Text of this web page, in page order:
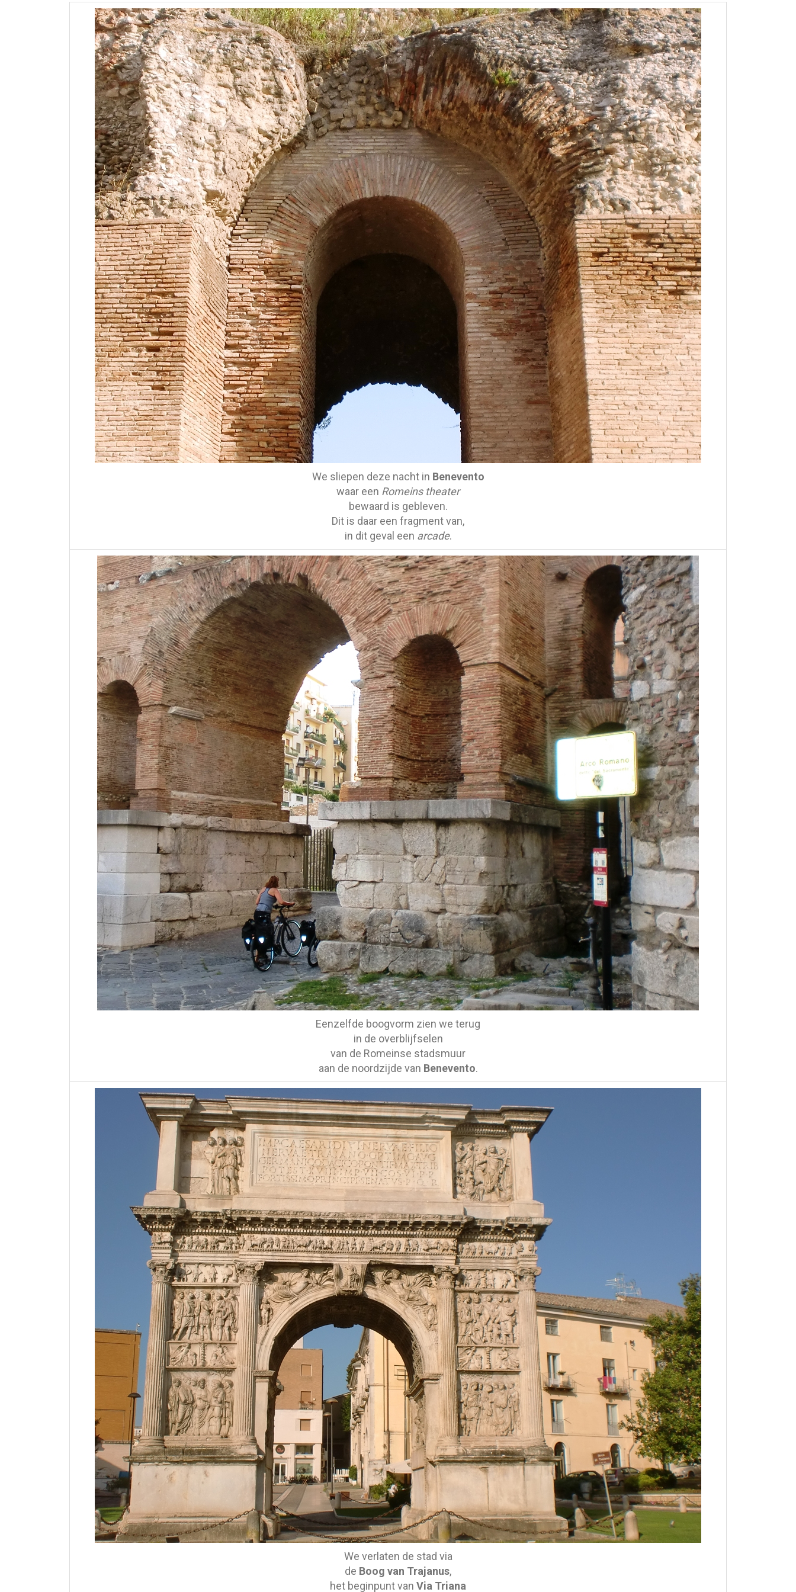
We sliepen deze nacht in Benevento
waar een Romeins theater
bewaard is gebleven.
Dit is daar een fragment van,
in dit geval een arcade.
Eenzelfde boogvorm zien we terug
in de overblijfselen
van de Romeinse stadsmuur
aan de noordzijde van Benevento.
We verlaten de stad via
de Boog van Trajanus,
het beginpunt van Via Triana